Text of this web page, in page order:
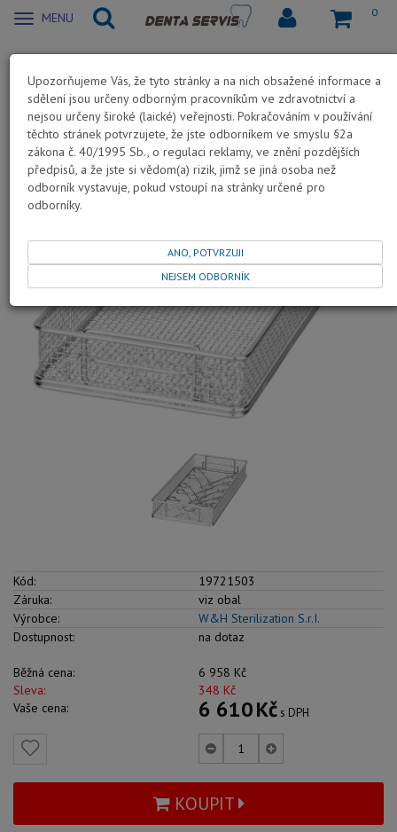
Zobrazit
MENU 0
Koš (1/2) - Thed / Thed+
NOVINKA
Kód:
19721503
Záruka:
viz obal
Výrobce:
W&H Sterilization S.r.I.
Dostupnost:
na dotaz
Běžná cena: 6 958 Kč
Sleva:
348 Kč
Vaše cena:
6 610Kč s DPH
KOUPIT
Upozorňujeme Vás, že tyto stránky a na nich obsažené informace a
sdělení jsou určeny odborným pracovníkům ve zdravotnictví a
nejsou určeny široké (laické) veřejnosti. Pokračováním v používání
těchto stránek potvrzujete, že jste odborníkem ve smyslu §2a
zákona č. 40/1995 Sb., o regulaci reklamy, ve znění pozdějších
předpisů, a že jste si vědom(a) rizik, jimž se jiná osoba než
odborník vystavuje, pokud vstoupí na stránky určené pro
odborníky.
ANO, POTVRZUJI
NEJSEM ODBORNÍK